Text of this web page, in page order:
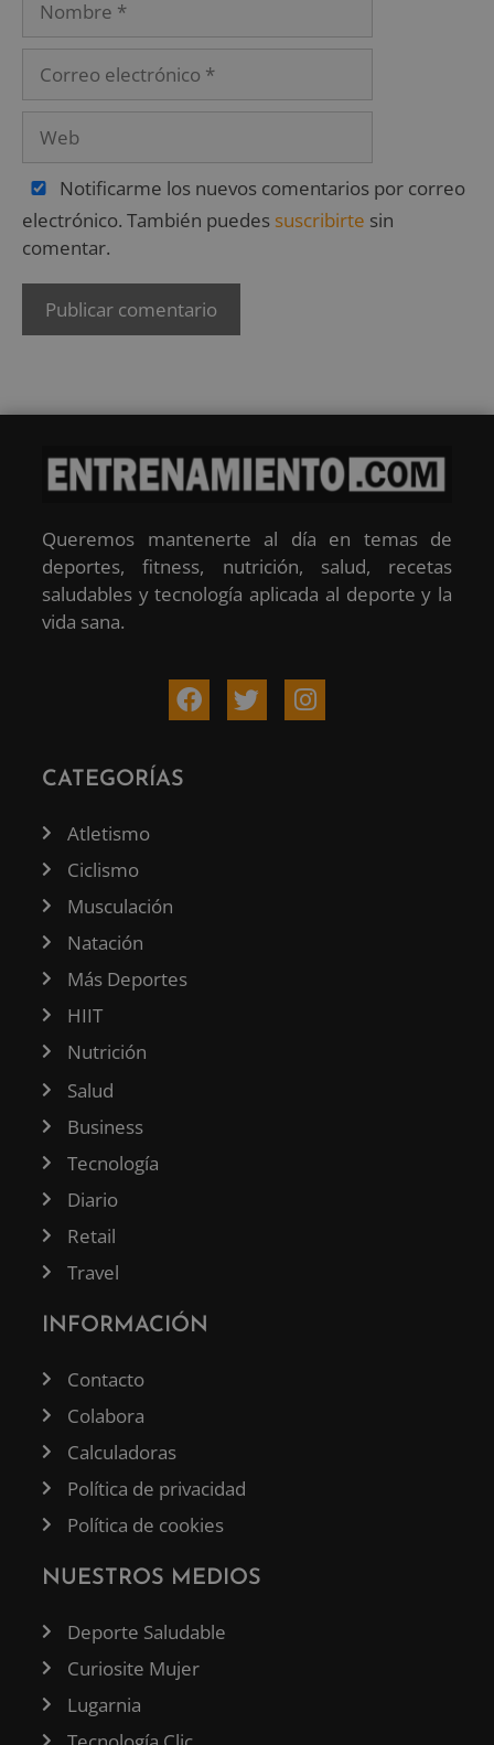
Notificarme los nuevos comentarios por correo
electrónico. También puedes suscribirte sin
comentar.
Queremos mantenerte al día en temas de
deportes, fitness, nutrición, salud, recetas
saludables y tecnología aplicada al deporte y la
vida sana.
CATEGORÍAS
Atletismo
Ciclismo
Musculación
Natación
Más Deportes
HIIT
Nutrición
Salud
Business
Tecnología
Diario
Retail
Travel
INFORMACIÓN
Contacto
Colabora
Calculadoras
Política de privacidad
Política de cookies
NUESTROS MEDIOS
Deporte Saludable
Curiosite Mujer
Lugarnia